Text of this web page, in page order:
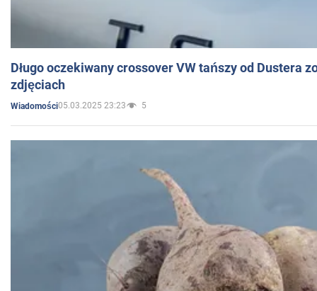
Długo oczekiwany crossover VW tańszy od Dustera
zdjęciach
Wiadomości05.03.2025 23:23 5